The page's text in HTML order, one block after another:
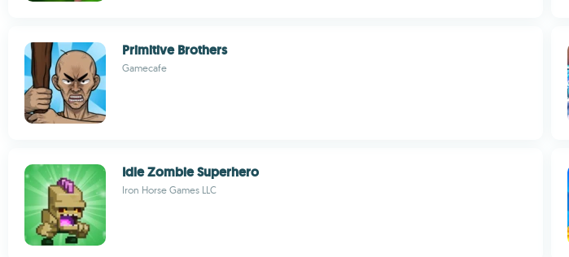
Primitive Brothers
Gamecafe
Idle Zombie Superhero
Iron Horse Games LLC